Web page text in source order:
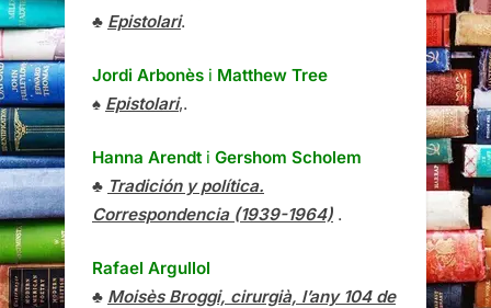
♣ Epistolari.
Jordi Arbonès i Matthew Tree
♠ Epistolari,.
Hanna Arendt i Gershom Scholem
♣ Tradición y política.
Correspondencia (1939-1964) .
Rafael Argullol
♣ Moisès Broggi, cirurgià, l’any 104 de